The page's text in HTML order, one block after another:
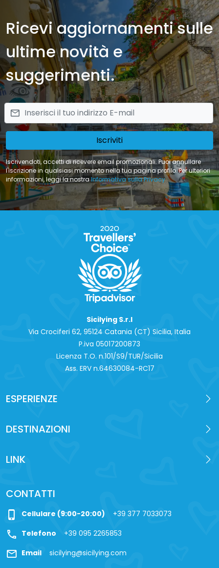
Ricevi aggiornamenti sulle
ultime novità e
suggerimenti.
email
Iscriviti
Iscrivendoti, accetti di ricevere email promozionali. Puoi annullare
l'iscrizione in qualsiasi momento nella tua pagina profilo. Per ulteriori
informazioni, leggi la nostraInformativa sulla Privacy
Sicilying S.r.l
Via Crociferi 62, 95124 Catania (CT) Sicilia, Italia
P.iva 0‍5017200873
Licenza T.O. n.101/S9/TUR/Sicilia
Ass. ERV n.64630084-RC17
ESPERIENZE
DESTINAZIONI
LINK
CONTATTI
phone_iphone Cellulare (9:00-20:00) +39 377 7033073
call Telefono +39 095 2265853
mail Email sicilying@sicilying.com